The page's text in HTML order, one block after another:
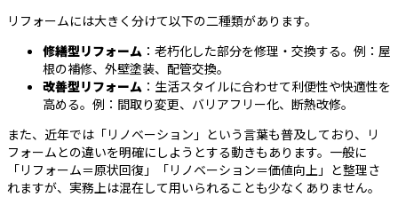
リフォームには大きく分けて以下の二種類があります。
修繕型リフォーム ：老朽化した部分を修理・交換する。例：屋
根の補修、外壁塗装、配管交換。
改善型リフォーム ：生活スタイルに合わせて利便性や快適性を
高める。例：間取り変更、バリアフリー化、断熱改修。
また、近年では「リノベーション」という言葉も普及しており、リ
フォームとの違いを明確にしようとする動きもあります。一般に
「リフォーム＝原状回復」「リノベーション＝価値向上」と整理さ
れますが、実務上は混在して用いられることも少なくありません。